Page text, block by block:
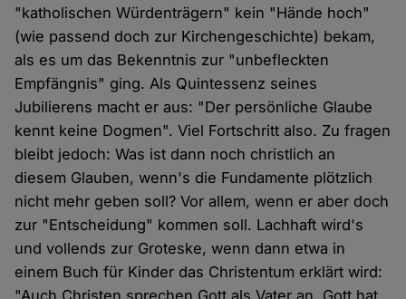
"katholischen Würdenträgern" kein "Hände hoch"
(wie passend doch zur Kirchengeschichte) bekam,
als es um das Bekenntnis zur "unbefleckten
Empfängnis" ging. Als Quintessenz seines
Jubilierens macht er aus: "Der persönliche Glaube
kennt keine Dogmen". Viel Fortschritt also. Zu fragen
bleibt jedoch: Was ist dann noch christlich an
diesem Glauben, wenn's die Fundamente plötzlich
nicht mehr geben soll? Vor allem, wenn er aber doch
zur "Entscheidung" kommen soll. Lachhaft wird's
und vollends zur Groteske, wenn dann etwa in
einem Buch für Kinder das Christentum erklärt wird: